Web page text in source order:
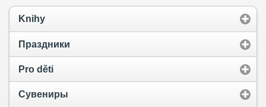
Knihy
Праздники
Pro děti
Сувениры